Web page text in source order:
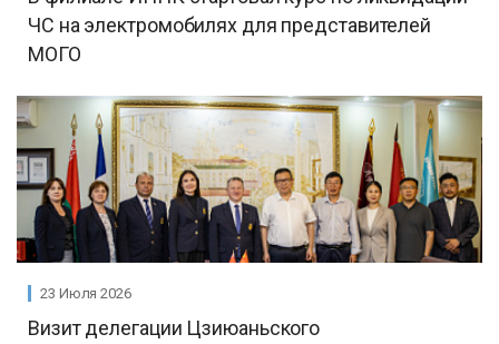
ЧС на электромобилях для представителей
МОГО
23 Июля 2026
Визит делегации Цзиюаньского